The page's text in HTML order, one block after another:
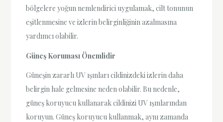
bölgelere yoğun nemlendirici uygulamak, cilt tonunun
eşitlenmesine ve izlerin belirginliğinin azalmasına
yardımcı olabilir.
Güneş Koruması Önemlidir
Güneşin zararlı UV ışınları cildinizdeki izlerin daha
belirgin hale gelmesine neden olabilir. Bu nedenle,
güneş koruyucu kullanarak cildinizi UV ışınlarından
koruyun. Güneş koruyucu kullanmak, aynı zamanda